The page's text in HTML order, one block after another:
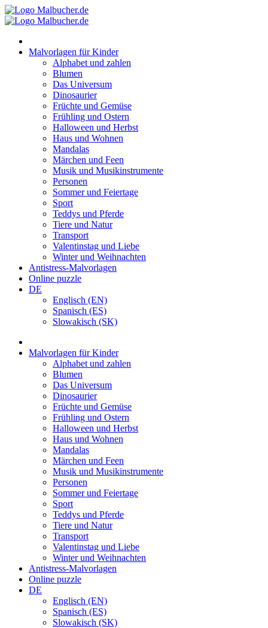
Zum
Inhalt
Malvorlagen für Kinder
Alphabet und zahlen
Blumen
Das Universum
Dinosaurier
Früchte und Gemüse
Frühling und Ostern
Halloween und Herbst
Haus und Wohnen
Mandalas
Märchen und Feen
Musik und Musikinstrumente
Personen
Sommer und Feiertage
Sport
Teddys und Pferde
Tiere und Natur
Transport
Valentinstag und Liebe
Winter und Weihnachten
Antistress-Malvorlagen
Online puzzle
DE
Englisch (EN)
Spanisch (ES)
Slowakisch (SK)
Malvorlagen für Kinder
Alphabet und zahlen
Blumen
Das Universum
Dinosaurier
Früchte und Gemüse
Frühling und Ostern
Halloween und Herbst
Haus und Wohnen
Mandalas
Märchen und Feen
Musik und Musikinstrumente
Personen
Sommer und Feiertage
Sport
Teddys und Pferde
Tiere und Natur
Transport
Valentinstag und Liebe
Winter und Weihnachten
Antistress-Malvorlagen
Online puzzle
DE
Englisch (EN)
Spanisch (ES)
Slowakisch (SK)